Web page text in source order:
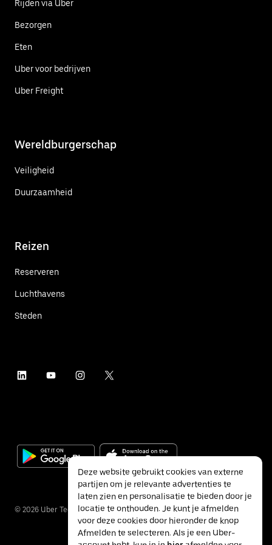
Rijden via Uber
Bezorgen
Eten
Uber voor bedrijven
Uber Freight
Wereldburgerschap
Veiligheid
Duurzaamheid
Reizen
Reserveren
Luchthavens
Steden
© 2026 Uber Technologies Inc.
Deze website gebruikt cookies van externe
partijen om je relevante advertenties te
laten zien en personalisatie te bieden door je
locatie te onthouden. Je kunt je afmelden
voor deze cookies door hieronder de knop
Afmelden te selecteren. Als je een Uber-